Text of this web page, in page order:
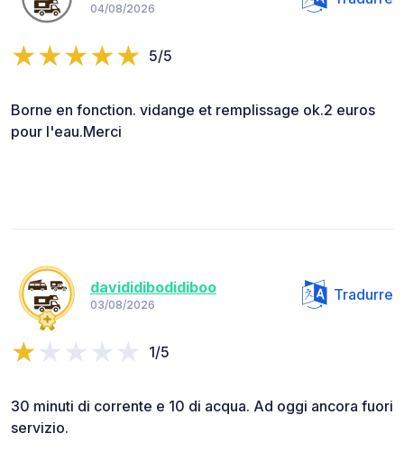
04/08/2026
5/5
Borne en fonction. vidange et remplissage ok.2 euros
pour l'eau.Merci
davididibodidiboo
03/08/2026
Tradurre
1/5
30 minuti di corrente e 10 di acqua. Ad oggi ancora fuori
servizio.